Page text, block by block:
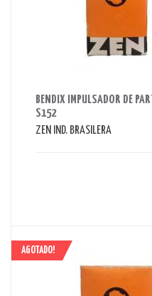
BENDIX IMPULSADOR DE
S152
ZEN IND. BRASILERA
AGOTADO!